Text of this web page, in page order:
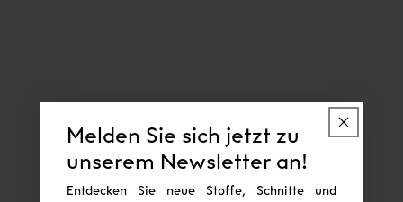
Melden Sie sich jetzt zu
unserem Newsletter an!
Entdecken Sie neue Stoffe, Schnitte und